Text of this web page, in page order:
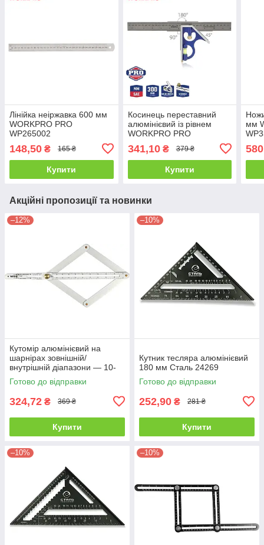
Лінійка неіржавка 600 мм
WORKPRO PRO
WP265002
148,50 ₴ 165 ₴
Купити
Косинець переставний
алюмінієвий із рівнем
WORKPRO PRO
341,10₴ 379 ₴
Купити
мм
Акційні пропозиції та новинки
–12%
Кутомір алюмінієвий на
шарнірах зовнішній/
внутрішній діапазони — 10-
170°/5-85° 380 мм Yato YT-
70853
Готово до відправки
324,72 ₴ 369 ₴
Купити
–10%
Кутник тесляра алюмінієвий
180 мм Сталь 24269
Готово до відправки
252,90 ₴ 281 ₴
Купити
–10% –10%